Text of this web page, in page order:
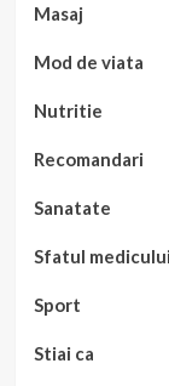
Masaj
Mod de viata
Nutritie
Recomandari
Sanatate
Sfatul medicului
Sport
Stiai ca